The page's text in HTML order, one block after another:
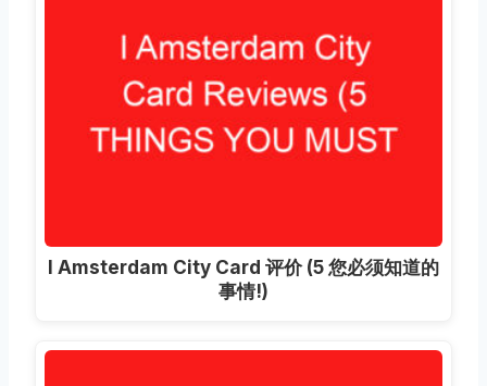
I Amsterdam City Card 评价 (5 您必须知道的
事情!)